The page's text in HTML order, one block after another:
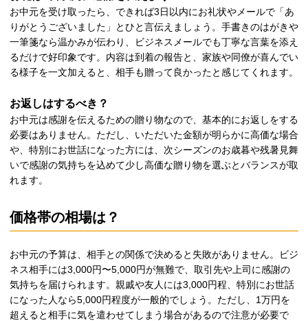
お中元を受け取ったら、できれば3日以内にお礼状やメールで「あ
りがとうございました」とひと言伝えましょう。手書きのはがきや
一筆箋なら温かみが伝わり、ビジネスメールでも丁寧な言葉を添え
るだけで好印象です。内容は到着の報告と、家族や同僚が喜んでい
る様子を一文加えると、相手も贈って良かったと感じてくれます。
お返しはするべき？
お中元は感謝を伝えるための贈り物なので、基本的にお返しをする
必要はありません。ただし、いただいた金額が明らかに高価な場合
や、特別にお世話になった方には、次シーズンのお歳暮や残暑見舞
いで感謝の気持ちを込めて少し高価な贈り物を選ぶとバランスが取
れます。
価格帯の相場は？
お中元の予算は、相手との関係で決めると失敗がありません。ビジ
ネス相手には3,000円〜5,000円が無難で、取引先や上司に感謝の
気持ちを届けられます。親戚や友人には3,000円程、特別にお世話
になった人なら5,000円程度が一般的でしょう。ただし、1万円を
超えると相手に気を遣わせてしまう場合があるので注意が必要で